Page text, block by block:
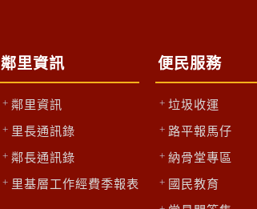
鄰里資訊
鄰里資訊
里長通訊錄
鄰長通訊錄
里基層工作經費季報表
便民服務
垃圾收運
路平報馬仔
納骨堂專區
國民教育